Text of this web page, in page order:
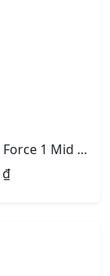
Nike Air Force 1 Mid ’07 ‘Triple White’
₫